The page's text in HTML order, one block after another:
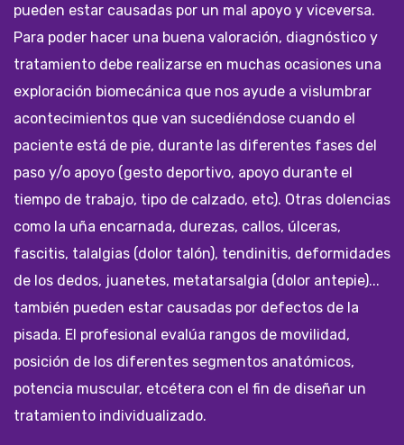
pueden estar causadas por un mal apoyo y viceversa.
Para poder hacer una buena valoración, diagnóstico y
tratamiento debe realizarse en muchas ocasiones una
exploración biomecánica que nos ayude a vislumbrar
acontecimientos que van sucediéndose cuando el
paciente está de pie, durante las diferentes fases del
paso y/o apoyo (gesto deportivo, apoyo durante el
tiempo de trabajo, tipo de calzado, etc). Otras dolencias
como la uña encarnada, durezas, callos, úlceras,
fascitis, talalgias (dolor talón), tendinitis, deformidades
de los dedos, juanetes, metatarsalgia (dolor antepie)...
también pueden estar causadas por defectos de la
pisada. El profesional evalúa rangos de movilidad,
posición de los diferentes segmentos anatómicos,
potencia muscular, etcétera con el fin de diseñar un
tratamiento individualizado.